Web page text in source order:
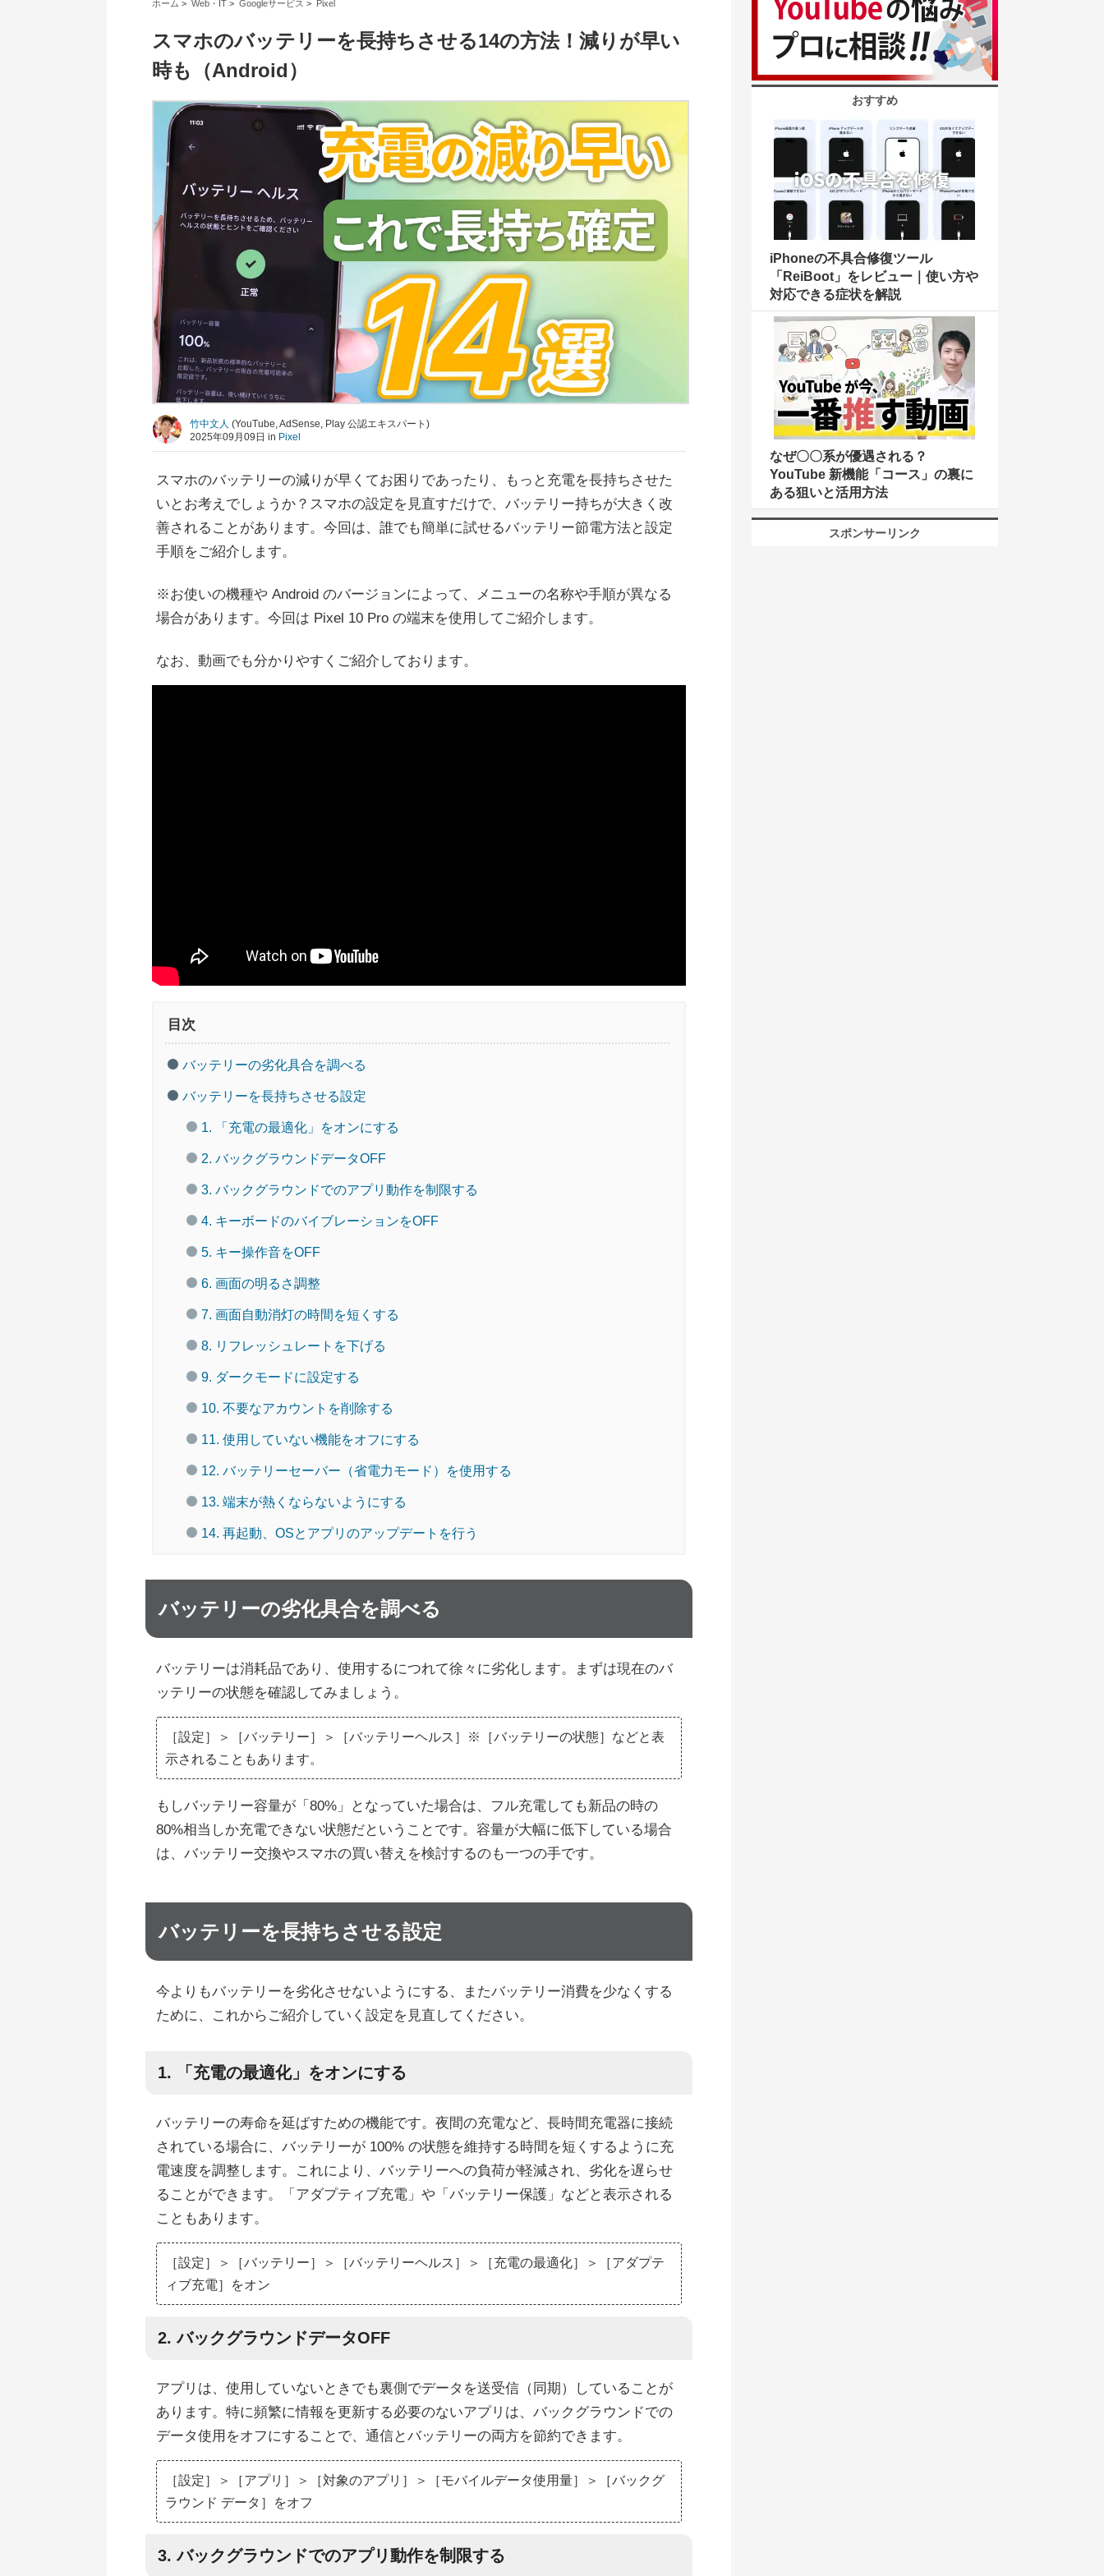
ホーム > Web・IT> Googleサービス > Pixel
スマホのバッテリーを長持ちさせる14の方法！減りが早い
時も（Android）
竹中文人 (YouTube, AdSense, Play 公認エキスパート)
2025年09月09日 in Pixel
スマホのバッテリーの減りが早くてお困りであったり、もっと充電を長持ちさせた
いとお考えでしょうか？スマホの設定を見直すだけで、バッテリー持ちが大きく改
善されることがあります。今回は、誰でも簡単に試せるバッテリー節電方法と設定
手順をご紹介します。
※お使いの機種や Android のバージョンによって、メニューの名称や手順が異なる
場合があります。今回は Pixel 10 Pro の端末を使用してご紹介します。
なお、動画でも分かりやすくご紹介しております。
目次
バッテリーの劣化具合を調べる
バッテリーを長持ちさせる設定
1. 「充電の最適化」をオンにする
2. バックグラウンドデータOFF
3. バックグラウンドでのアプリ動作を制限する
4. キーボードのバイブレーションをOFF
5. キー操作音をOFF
6. 画面の明るさ調整
7. 画面自動消灯の時間を短くする
8. リフレッシュレートを下げる
9. ダークモードに設定する
10. 不要なアカウントを削除する
11. 使用していない機能をオフにする
12. バッテリーセーバー（省電力モード）を使用する
13. 端末が熱くならないようにする
14. 再起動、OSとアプリのアップデートを行う
バッテリーの劣化具合を調べる
バッテリーは消耗品であり、使用するにつれて徐々に劣化します。まずは現在のバ
ッテリーの状態を確認してみましょう。
［設定］＞［バッテリー］＞［バッテリーヘルス］※［バッテリーの状態］などと表
示されることもあります。
もしバッテリー容量が「80%」となっていた場合は、フル充電しても新品の時の
80%相当しか充電できない状態だということです。容量が大幅に低下している場合
は、バッテリー交換やスマホの買い替えを検討するのも一つの手です。
バッテリーを長持ちさせる設定
今よりもバッテリーを劣化させないようにする、またバッテリー消費を少なくする
ために、これからご紹介していく設定を見直してください。
1. 「充電の最適化」をオンにする
バッテリーの寿命を延ばすための機能です。夜間の充電など、長時間充電器に接続
されている場合に、バッテリーが 100% の状態を維持する時間を短くするように充
電速度を調整します。これにより、バッテリーへの負荷が軽減され、劣化を遅らせ
ることができます。「アダプティブ充電」や「バッテリー保護」などと表示される
こともあります。
［設定］＞［バッテリー］＞［バッテリーヘルス］＞［充電の最適化］＞［アダプテ
ィブ充電］をオン
2. バックグラウンドデータOFF
アプリは、使用していないときでも裏側でデータを送受信（同期）していることが
あります。特に頻繁に情報を更新する必要のないアプリは、バックグラウンドでの
データ使用をオフにすることで、通信とバッテリーの両方を節約できます。
［設定］＞［アプリ］＞［対象のアプリ］＞［モバイルデータ使用量］＞［バックグ
ラウンド データ］をオフ
3. バックグラウンドでのアプリ動作を制限する
おすすめ
iPhoneの不具合修復ツール
「ReiBoot」をレビュー｜使い方や
対応できる症状を解説
なぜ〇〇系が優遇される？
YouTube 新機能「コース」の裏に
ある狙いと活用方法
スポンサーリンク